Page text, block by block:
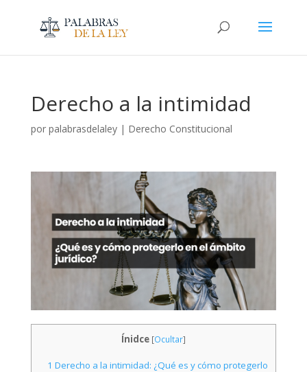
Derecho a la intimidad
por palabrasdelaley| Derecho Constitucional
Ínidce [Ocultar]
1 Derecho a la intimidad: ¿Qué es y cómo protegerlo